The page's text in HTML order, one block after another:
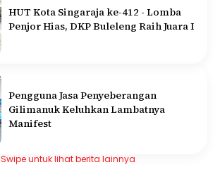
HUT Kota Singaraja ke-412 - Lomba
Penjor Hias, DKP Buleleng Raih Juara I
Pengguna Jasa Penyeberangan
Gilimanuk Keluhkan Lambatnya
Manifest
Swipe untuk lihat berita lainnya